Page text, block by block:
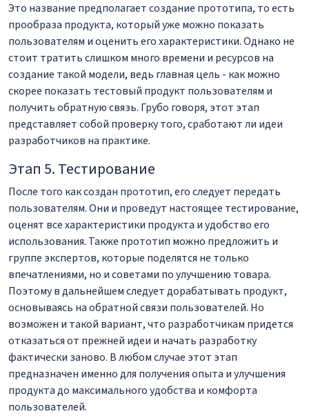
Это название предполагает создание прототипа, то есть
прообраза продукта, который уже можно показать
пользователям и оценить его характеристики. Однако не
стоит тратить слишком много времени и ресурсов на
создание такой модели, ведь главная цель - как можно
скорее показать тестовый продукт пользователям и
получить обратную связь. Грубо говоря, этот этап
представляет собой проверку того, сработают ли идеи
разработчиков на практике.
Этап 5. Тестирование
После того как создан прототип, его следует передать
пользователям. Они и проведут настоящее тестирование,
оценят все характеристики продукта и удобство его
использования. Также прототип можно предложить и
группе экспертов, которые поделятся не только
впечатлениями, но и советами по улучшению товара.
Поэтому в дальнейшем следует дорабатывать продукт,
основываясь на обратной связи пользователей. Но
возможен и такой вариант, что разработчикам придется
отказаться от прежней идеи и начать разработку
фактически заново. В любом случае этот этап
предназначен именно для получения опыта и улучшения
продукта до максимального удобства и комфорта
пользователей.